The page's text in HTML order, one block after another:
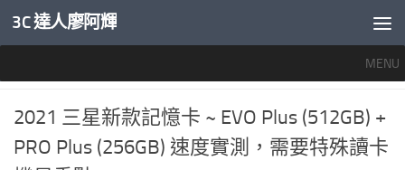
內文下方
3C 達人廖阿輝
MENU
1
2021 三星新款記憶卡 ~ EVO Plus (512GB) +
PRO Plus (256GB) 速度實測，需要特殊讀卡